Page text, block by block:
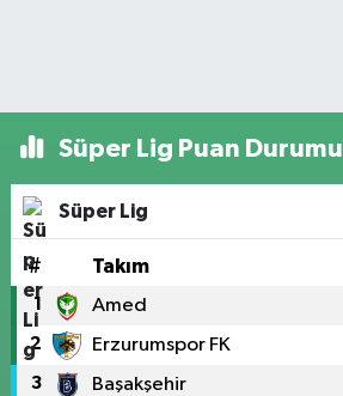
Süper Lig Puan Durumu
Süper Lig
# Takım
1 Amed
2 Erzurumspor FK
3 Başakşehir